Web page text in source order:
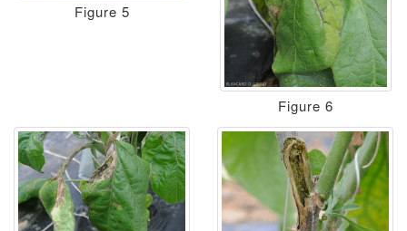
Figure 5
Figure 6